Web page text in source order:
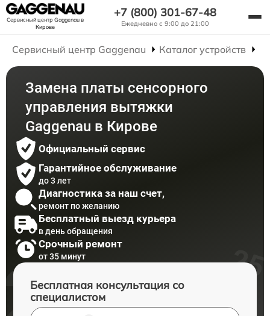
Сервисный центр Gaggenauв
Кирове
+7 (800) 301-67-48
Ежедневно с 9:00 до 21:00
Сервисный центр Gaggenau Каталог устройств
Замена платы сенсорного
управления вытяжки
Gaggenau в Кирове
Официальный сервис
Гарантийное обслуживание
до 3 лет
Диагностика за наш счет,
ремонт по желанию
Бесплатный выезд курьера
в день обращения
Срочный ремонт
от 35 минут
Бесплатная консультация со
специалистом